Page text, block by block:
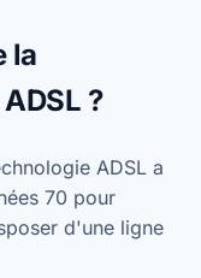
la
?
ADSL a
70 pour
d'une ligne